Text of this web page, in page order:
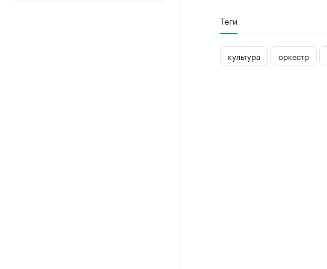
Теги
культура оркестр